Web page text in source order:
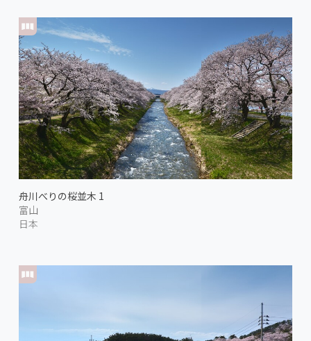
舟川べりの桜並木 1
富山
日本